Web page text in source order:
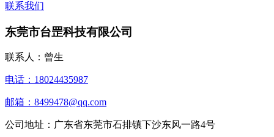
联系我们
东莞市台罡科技有限公司
联系人：曾生
电话：18024435987
邮箱：8499478@qq.com
公司地址：广东省东莞市石排镇下沙东风一路4号